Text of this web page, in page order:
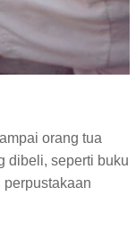
orang tua
dibeli, seperti buku